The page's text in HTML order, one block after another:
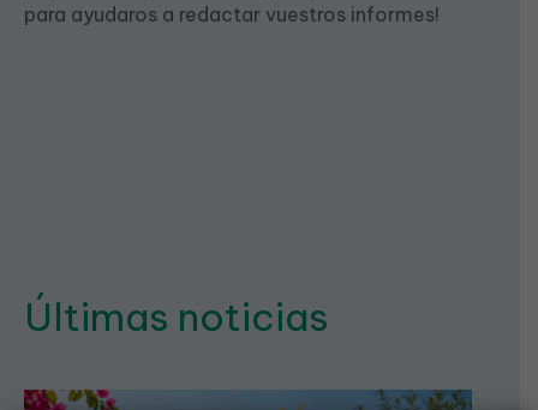
para ayudaros a redactar vuestros informes!
Últimas noticias